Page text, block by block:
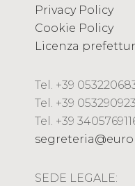
Privacy Policy
Cookie Policy
Licenza
Tel. +39
Tel. +39
Tel. +39
SEDE LEGALE: